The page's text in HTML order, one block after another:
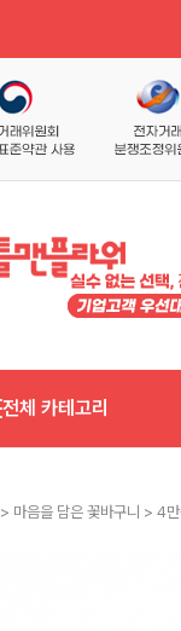
전체 카테고리
> 마음을 담은 꽃바구니 > 4